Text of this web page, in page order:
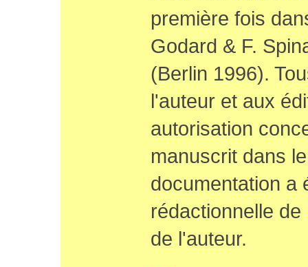
première fois
Godard & F.
(Berlin 1996).
l'auteur et aux
autorisation
manuscrit dans
documentation a
rédactionnelle
de l'auteur.